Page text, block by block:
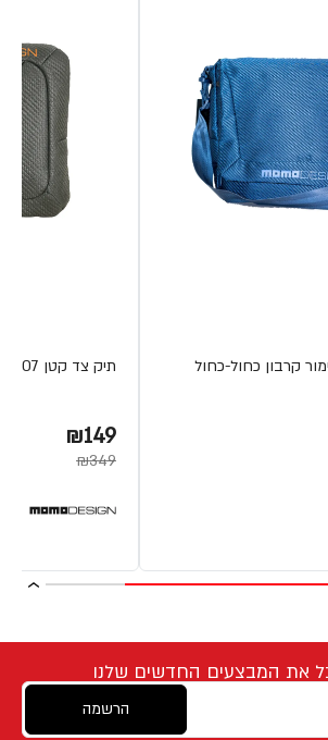
תיק צד קטן MD 107 גימור קרבון אפור-כתום
₪149
₪349
את המבצעים החדשים שלנו
הרשמה